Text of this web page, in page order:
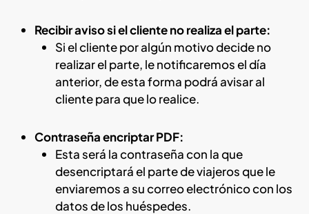
Recibir aviso si el cliente no realiza el parte:
Si el cliente por algún motivo decide no
realizar el parte, le notificaremos el día
anterior, de esta forma podrá avisar al
cliente para que lo realice.
Contraseña encriptar PDF:
Esta será la contraseña con la que
desencriptará el parte de viajeros que le
enviaremos a su correo electrónico con los
datos de los huéspedes.